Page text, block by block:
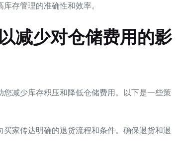
存管理的准确性和效率。
减少对仓储费用的影
减少库存积压和降低仓储费用。以下是一些策
家传达明确的退货流程和条件。确保退货和退